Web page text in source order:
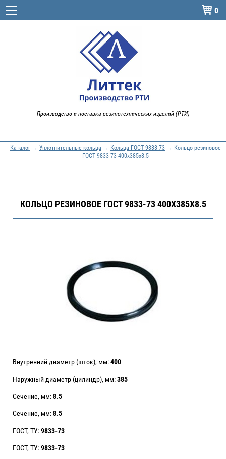
 0
Производство и поставка резинотехнических изделий (РТИ)
Каталог→ Уплотнительные кольца → Кольца ГОСТ 9833-73 → Кольцо резиновое
ГОСТ 9833-73 400х385х8.5
КОЛЬЦО РЕЗИНОВОЕ ГОСТ 9833-73 400Х385Х8.5
Внутренний диаметр (шток), мм:400
Наружный диаметр (цилиндр), мм:385
Сечение, мм:8.5
Сечение, мм:8.5
ГОСТ, ТУ:9833-73
ГОСТ, ТУ:9833-73